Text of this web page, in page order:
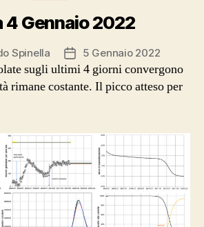
4 Gennaio 2022
Spinella
Data
dell'articolo
5 Gennaio 2022
sugli ultimi 4 giorni convergono
rimane costante. Il picco atteso per